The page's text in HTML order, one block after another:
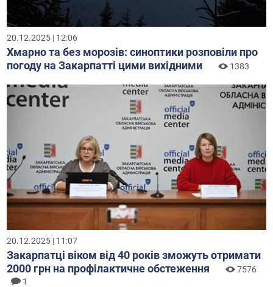
20.12.2025 | 12:06
Хмарно та без морозів: синоптики розповіли про
погоду на Закарпатті цими вихідними
1383
20.12.2025 | 11:07
Закарпатці віком від 40 років зможуть отримати
2000 грн на профілактичне обстеження
7576
1